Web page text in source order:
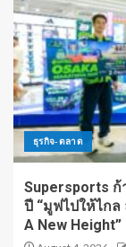
ธุรกิจ-ตลาด
Supersports ก้
ปี “มูฟไปให้ไก
A New Height”